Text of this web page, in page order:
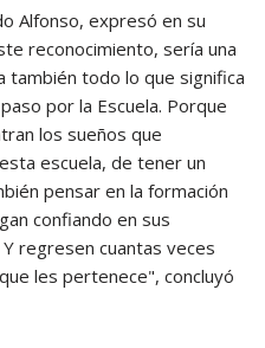
Alfonso, expresó en su
reconocimiento, sería una
también todo lo que significa
por la Escuela. Porque
los sueños que
escuela, de tener un
pensar en la formación
confiando en sus
regresen cuantas veces
les pertenece", concluyó